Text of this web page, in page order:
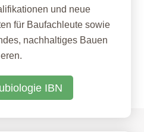
und neue
für Baufachleute sowie
nachhaltiges Bauen
IBN